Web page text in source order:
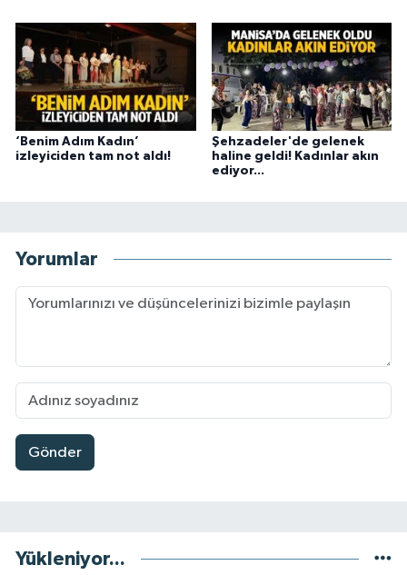
‘Benim Adım Kadın’
izleyiciden tam not aldı!
Şehzadeler'de gelenek
haline geldi! Kadınlar akın
ediyor...
Yorumlar
Gönder
Yükleniyor...